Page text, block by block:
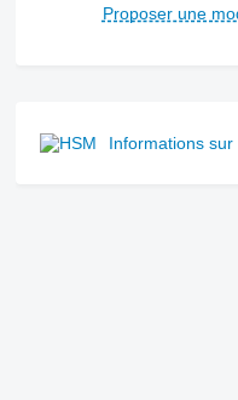
Proposer une
Informations sur